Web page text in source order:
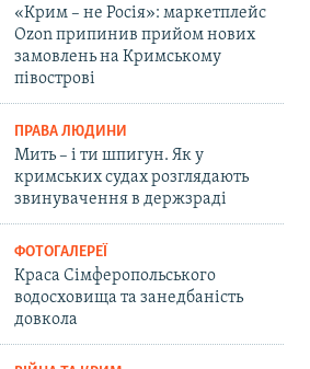
«Крим – не Росія»: маркетплейс
Ozon припинив прийом нових
замовлень на Кримському
півострові
ПРАВА ЛЮДИНИ
Мить – і ти шпигун. Як у
кримських судах розглядають
звинувачення в держзраді
ФОТОГАЛЕРЕЇ
Краса Сімферопольського
водосховища та занедбаність
довкола